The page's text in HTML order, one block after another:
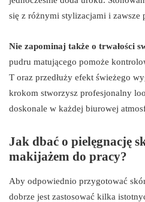
się z różnymi stylizacjami i zawsze
Nie zapominaj także o trwałości
pudru matującego pomoże
T oraz przedłuży efekt świeżego
krokom stworzysz profesjonalny
doskonale w każdej biurowej
Jak dbać o pielęgnację
makijażem do pracy?
Aby odpowiednio przygotować
dobrze jest zastosować kilka